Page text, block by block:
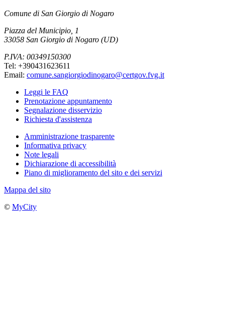
Comune di San Giorgio di Nogaro
Piazza del Municipio, 1
33058 San Giorgio di Nogaro (UD)
P.IVA: 00349150300
Tel: +390431623611
Email: comune.sangiorgiodinogaro@certgov.fvg.it
Leggi le FAQ
Prenotazione appuntamento
Segnalazione disservizio
Richiesta d'assistenza
Amministrazione trasparente
Informativa privacy
Note legali
Dichiarazione di accessibilità
Piano di miglioramento del sito e dei servizi
Mappa del sito
© MyCity